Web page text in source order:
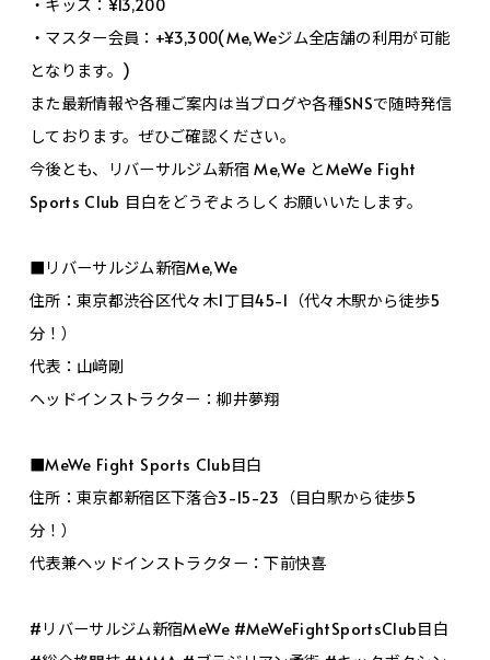
・キッズ：¥13,200
・マスター会員：+¥3,300(Me,Weジム全店舗の利用が可能
となります。)
また最新情報や各種ご案内は当ブログや各種SNSで随時発信
しております。ぜひご確認ください。
今後とも、リバーサルジム新宿 Me,We とMeWe Fight
Sports Club 目白をどうぞよろしくお願いいたします。
■リバーサルジム新宿Me,We
住所：東京都渋谷区代々木1丁目45-1（代々木駅から徒歩5
分！）
代表：山﨑剛
ヘッドインストラクター：柳井夢翔
■MeWe Fight Sports Club目白
住所：東京都新宿区下落合3-15-23（目白駅から徒歩5
分！）
代表兼ヘッドインストラクター：下前快喜
#リバーサルジム新宿MeWe #MeWeFightSportsClub目白